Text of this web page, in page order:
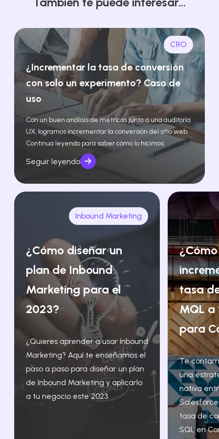
CRO
¿Incrementar la tasa de conversión
con solo un experimento? Caso de
uso
Con un buen análisis de métricas junto a una auditoría
UX, logramos incrementar la conversión del sitio web.
Continua leyendo para saber cómo lo hicimos.
Seguir leyendo
Inbound Marketing
¿Cómo diseñar un
plan de Inbound
Marketing para el
2023?
¿Quieres aprender a usar Inbound
Marketing? Aquí te enseñamos el
paso a paso para diseñar un plan
de Inbound Marketing y aplicarlo
a tu negocio este 2023.
¿Cómo
tasa
MQL a
para
Te
una
nativa
tasa de
SQL en